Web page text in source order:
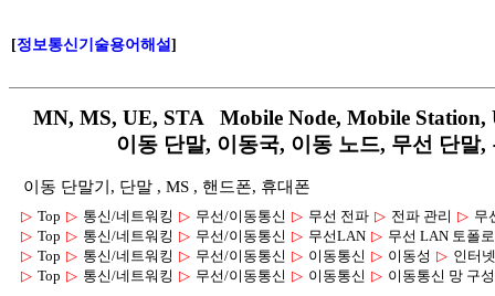
[정보통신기술용어해설]
MN, MS, UE, STA Mobile Node, Mobile Station,
이동 단말, 이동국, 이동 노드, 무선 단말
이동 단말기, 단말 , MS , 핸드폰, 휴대폰
▷ Top ▷ 통신/네트워킹 ▷ 무선/이동통신 ▷ 무선 전파 ▷ 전파 관리 ▷ 무
▷ Top ▷ 통신/네트워킹 ▷ 무선/이동통신 ▷ 무선LAN ▷ 무선 LAN 토폴
▷ Top ▷ 통신/네트워킹 ▷ 무선/이동통신 ▷ 이동통신 ▷ 이동성 ▷ 인터
▷ Top ▷ 통신/네트워킹 ▷ 무선/이동통신 ▷ 이동통신 ▷ 이동통신 망 구성